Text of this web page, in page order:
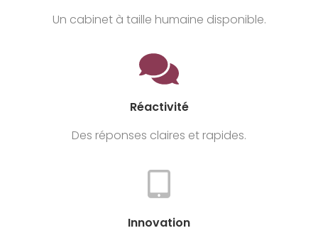
Un cabinet à taille humaine disponible.
Réactivité
Des réponses claires et rapides.
Innovation